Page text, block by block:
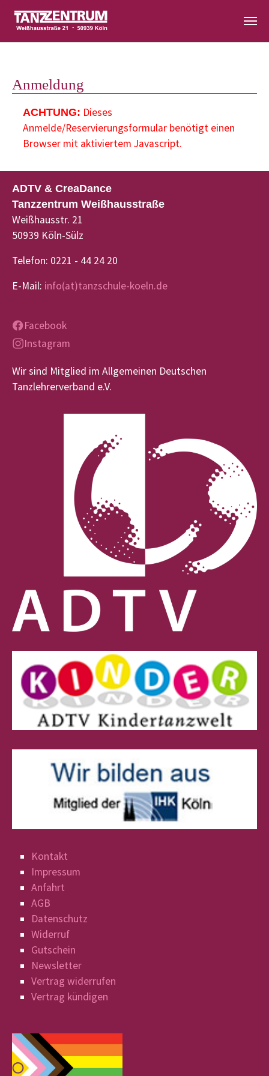
Anmeldung
ACHTUNG: Dieses
Anmelde/Reservierungsformular benötigt einen
Browser mit aktiviertem Javascript.
ADTV & CreaDance
Tanzzentrum Weißhausstraße
Weißhausstr. 21
50939 Köln-Sülz
Telefon: 0221 - 44 24 20
E-Mail: info(at)tanzschule-koeln.de
Facebook
Instagram
Wir sind Mitglied im Allgemeinen Deutschen
Tanzlehrerverband e.V.
Kontakt
Impressum
Anfahrt
AGB
Datenschutz
Widerruf
Gutschein
Newsletter
Vertrag widerrufen
Vertrag kündigen